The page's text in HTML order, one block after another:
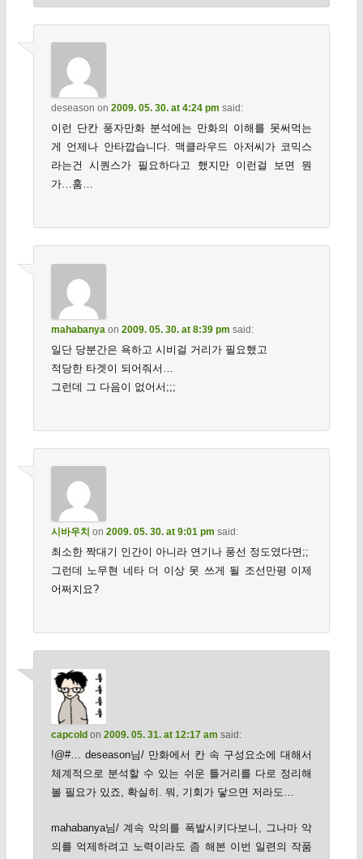
deseason on 2009. 05. 30. at 4:24 pm said:
이런 단칸 풍자만화 분석에는 만화의 이해를 못써먹는
게 언제나 안타깝습니다. 맥클라우드 아저씨가 코믹스
라는건 시퀀스가 필요하다고 했지만 이런걸 보면 뭔
가…훔…
mahabanya on 2009. 05. 30. at 8:39 pm said:
일단 당분간은 욕하고 시비걸 거리가 필요했고
적당한 타겟이 되어줘서…
그런데 그 다음이 없어서;;;
시바우치 on 2009. 05. 30. at 9:01 pm said:
최소한 짝대기 인간이 아니라 연기나 풍선 정도였다면;;
그런데 노무현 네타 더 이상 못 쓰게 될 조선만평 이제
어쩌지요?
capcoldon 2009. 05. 31. at 12:17 am said:
!@#… deseason님/ 만화에서 칸 속 구성요소에 대해서
체계적으로 분석할 수 있는 쉬운 틀거리를 다로 정리해
볼 필요가 있죠, 확실히. 뭐, 기회가 닿으면 저라도…
mahabanya님/ 계속 악의를 폭발시키다보니, 그나마 악
의를 억제하려고 노력이라도 좀 해본 이번 일련의 작품